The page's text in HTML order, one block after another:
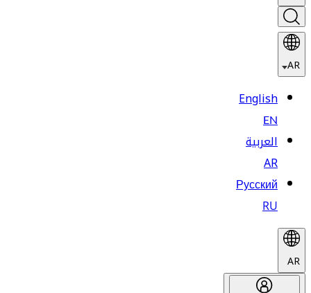
AR
English
EN
العربية
AR
Русский
RU
AR